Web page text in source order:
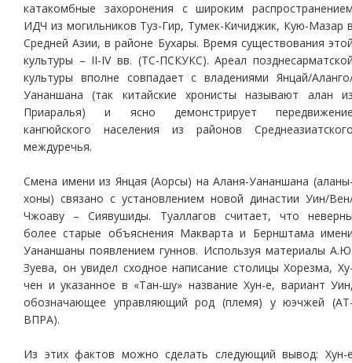
катакомбные захоронения с широким
ИДЧ из могильников Туз-Гир, Тумек-Кичиджик, Кую-Мазар
Средней Азии, в районе Бухары. Время существования
культуры – II-IV вв. (ТС-ПСКУКС). Ареал
культуры вполне совпадает с владениями Янцай/
Уананшана (так китайские хронисты называют алан
Приаралья) и ясно демонстрирует
кангюйского населения из районов
междуречья.
Смена имени из Янцая (Аорсы) на Аланя-Уананшана
хоны) связано с установлением новой династии Уин/
Чжоаву – Сиявушиды. Туаллагов считает, что
более старые объяснения Макварта и Бернштама
Уананшаны появлением гуннов. Используя материалы
Зуева, он увидел сходное написание столицы Хорезма,
чен и указанное в «Тан-шу» название Хун-е, вариант
обозначающее управляющий род (племя) у юэчжей
ВПРА).
Из этих фактов можно сделать следующий вывод: Хун-